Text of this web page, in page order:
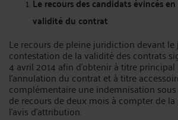
validité du contrat
Le recours de pleine juridiction devant
contestation de la validité des contrats
4 avril 2014 afin d’obtenir à titre
l’annulation du contrat et à titre
complémentaire une indemnisation
de recours de deux mois à compter de
l’avis d’attribution.